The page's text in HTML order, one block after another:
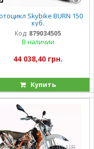
Skybike BURN 150
куб.
Код: 879034505
В наличии
44 038,40 грн.
Купить